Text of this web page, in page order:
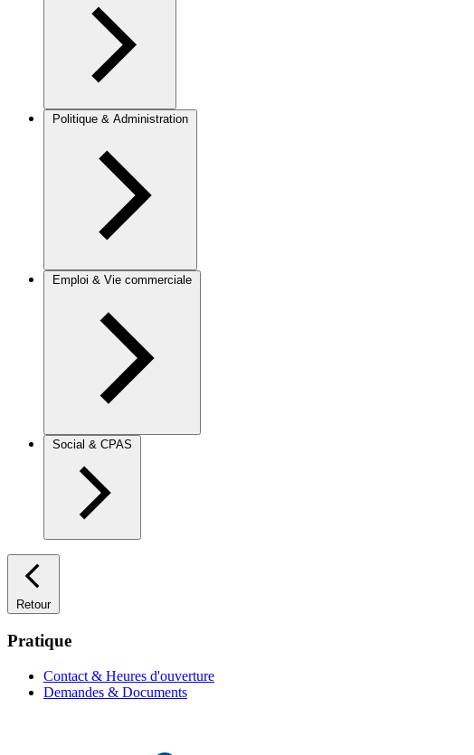
Politique & Administration
Emploi & Vie commerciale
Social & CPAS
Retour
Pratique
Contact & Heures d'ouverture
Demandes & Documents